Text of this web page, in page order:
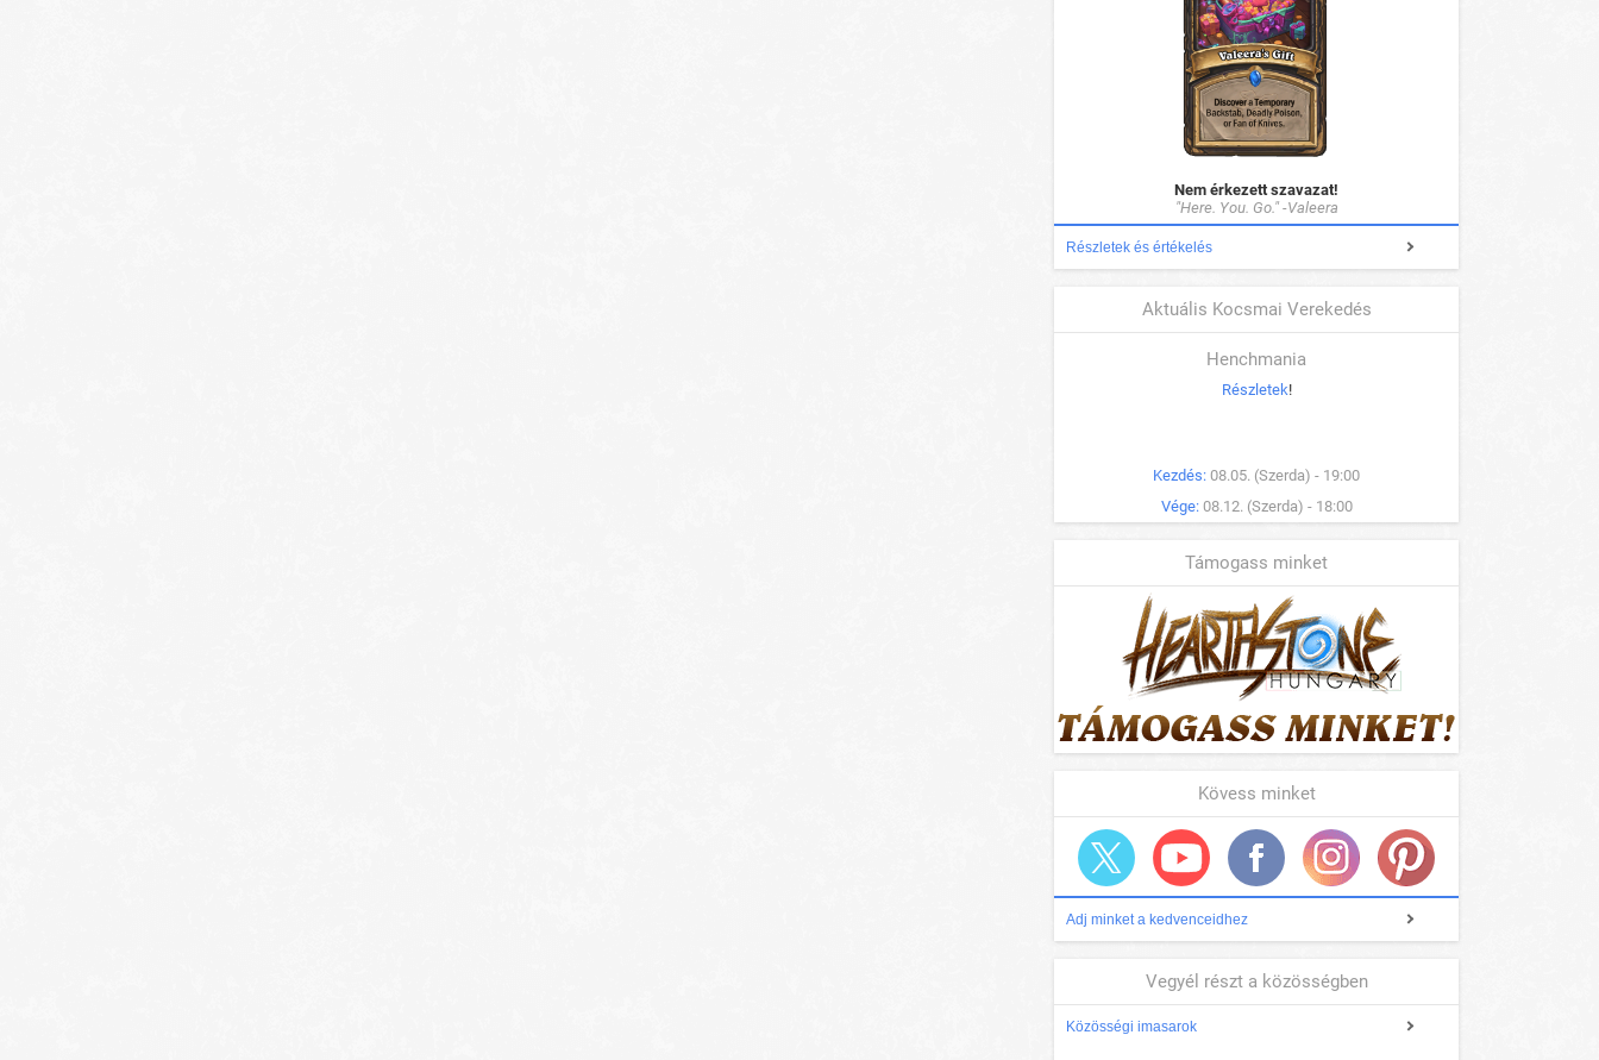
Nem érkezett szavazat!
"Here. You. Go." -Valeera
Részletek és értékelés
Aktuális Kocsmai Verekedés
Henchmania
Részletek!
Kezdés: 08.05. (Szerda) - 19:00
Vége: 08.12. (Szerda) - 18:00
Támogass minket
Kövess minket
Adj minket a kedvenceidhez
Vegyél részt a közösségben
Közösségi imasarok